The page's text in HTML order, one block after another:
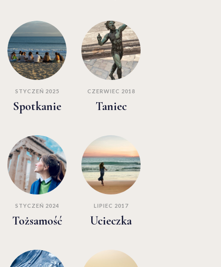
STYCZEŃ 2025
Spotkanie
CZERWIEC 2018
Taniec
STYCZEŃ 2024
Tożsamość
LIPIEC 2017
Ucieczka